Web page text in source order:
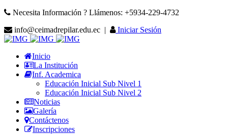
Necesita Información ? Llámenos: +5934-229-4732
info@ceimadrepilar.edu.ec |
Iniciar Sesión
Inicio
La Institución
Inf. Academica
Educación Inicial Sub Nivel 1
Educación Inicial Sub Nivel 2
Noticias
Galería
Contáctenos
Inscripciones